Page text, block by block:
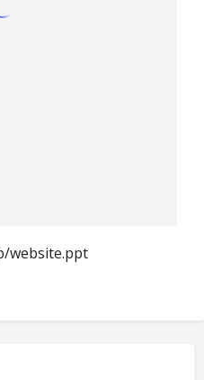
website.ppt